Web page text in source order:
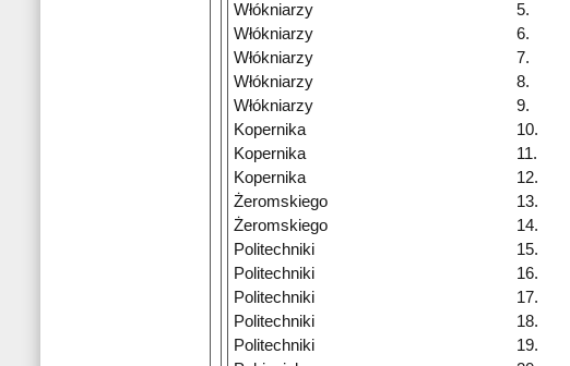
Włókniarzy
5.
Włókniarzy
6.
Włókniarzy
7.
Włókniarzy
8.
Włókniarzy
9.
Kopernika
10.
Kopernika
11.
Kopernika
12.
Żeromskiego
13.
Żeromskiego
14.
Politechniki
15.
Politechniki
16.
Politechniki
17.
Politechniki
18.
Politechniki
19.